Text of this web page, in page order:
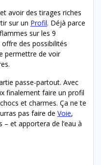
avoir des tirages riches
sur un Profil. Déjà parce
sur les 9
offre des possibilités
permettre de voir
passe-partout. Avec
finalement faire un profil
et charmes. Ça ne te
pas faire de Voie,
et apportera de l’eau à